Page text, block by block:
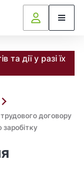
та дії у разі їх
договору